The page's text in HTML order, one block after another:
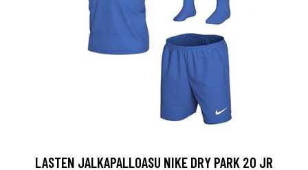
LASTEN JALKAPALLOASU NIKE DRY PARK 20 JR